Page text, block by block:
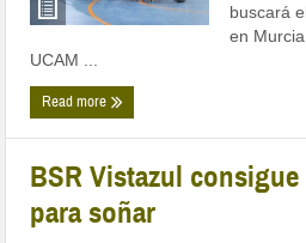
buscará
en
UCAM ...
Read more
BSR Vistazul
para soñar